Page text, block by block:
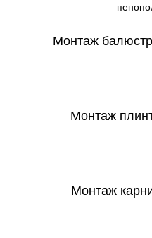
Монтаж
Монтаж
Монтаж